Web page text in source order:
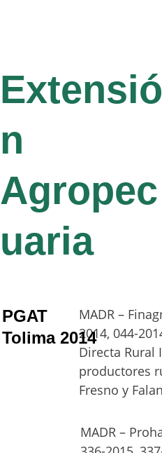
Extensió
n
Agropec
uaria
MADR –
2014, 044-
Directa Rural
productores
Fresno y
PGAT
Tolima 2014
MADR –